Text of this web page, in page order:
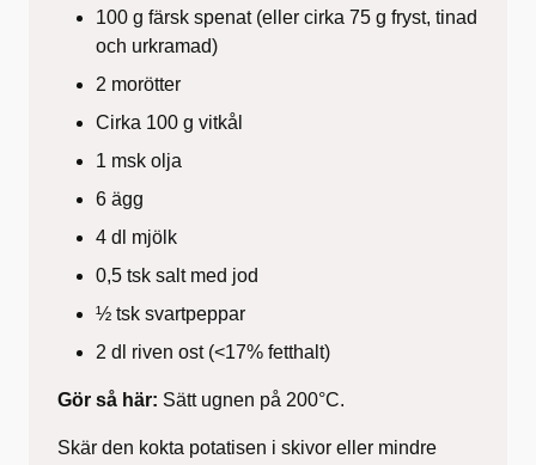
100 g färsk spenat (eller cirka 75 g fryst, tinad
och urkramad)
2 morötter
Cirka 100 g vitkål
1 msk olja
6 ägg
4 dl mjölk
0,5 tsk salt med jod
½ tsk svartpeppar
2 dl riven ost (<17% fetthalt)
Gör så här: Sätt ugnen på 200°C.
Skär den kokta potatisen i skivor eller mindre